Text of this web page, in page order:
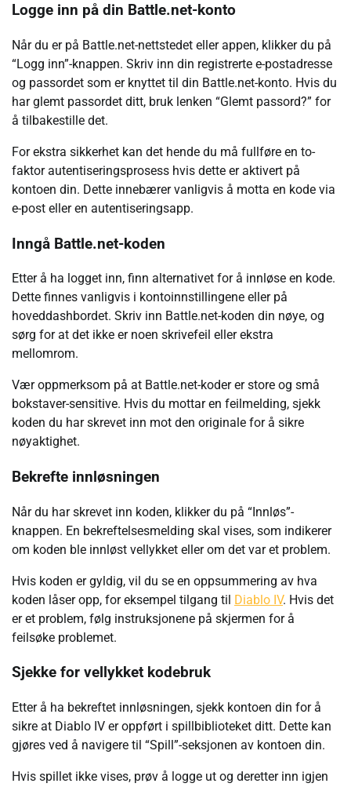
Logge inn på din Battle.net-konto
Når du er på Battle.net-nettstedet eller appen, klikker du på
“Logg inn”-knappen. Skriv inn din registrerte e-postadresse
og passordet som er knyttet til din Battle.net-konto. Hvis du
har glemt passordet ditt, bruk lenken “Glemt passord?” for
å tilbakestille det.
For ekstra sikkerhet kan det hende du må fullføre en to-
faktor autentiseringsprosess hvis dette er aktivert på
kontoen din. Dette innebærer vanligvis å motta en kode via
e-post eller en autentiseringsapp.
Inngå Battle.net-koden
Etter å ha logget inn, finn alternativet for å innløse en kode.
Dette finnes vanligvis i kontoinnstillingene eller på
hoveddashbordet. Skriv inn Battle.net-koden din nøye, og
sørg for at det ikke er noen skrivefeil eller ekstra
mellomrom.
Vær oppmerksom på at Battle.net-koder er store og små
bokstaver-sensitive. Hvis du mottar en feilmelding, sjekk
koden du har skrevet inn mot den originale for å sikre
nøyaktighet.
Bekrefte innløsningen
Når du har skrevet inn koden, klikker du på “Innløs”-
knappen. En bekreftelsesmelding skal vises, som indikerer
om koden ble innløst vellykket eller om det var et problem.
Hvis koden er gyldig, vil du se en oppsummering av hva
koden låser opp, for eksempel tilgang til Diablo IV. Hvis det
er et problem, følg instruksjonene på skjermen for å
feilsøke problemet.
Sjekke for vellykket kodebruk
Etter å ha bekreftet innløsningen, sjekk kontoen din for å
sikre at Diablo IV er oppført i spillbiblioteket ditt. Dette kan
gjøres ved å navigere til “Spill”-seksjonen av kontoen din.
Hvis spillet ikke vises, prøv å logge ut og deretter inn igjen